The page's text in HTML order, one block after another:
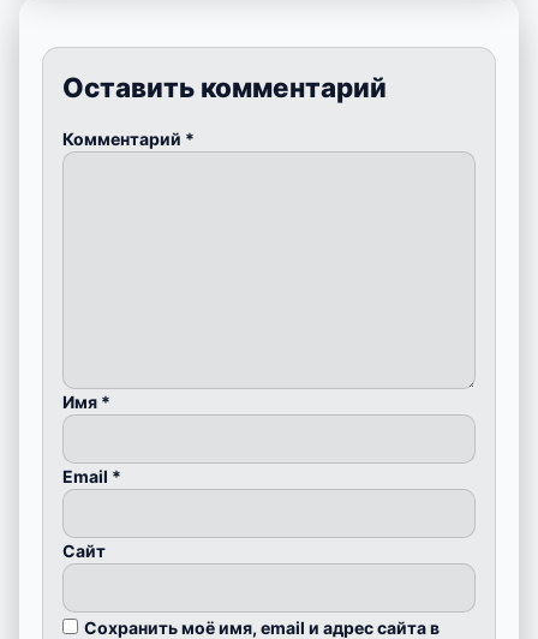
Оставить комментарий
Комментарий *
Имя *
Email *
Сайт
Сохранить моё имя, email и адрес сайта в